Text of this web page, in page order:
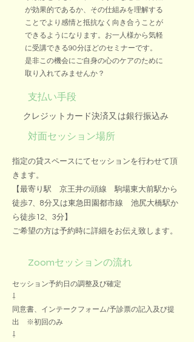
が効果的であるか、その仕組みを理解する
ことでより感情と抵抗なく向き合うことが
できるようになります。お一人様から気軽
に受講できる90分ほどのセミナーです。
​是非この機会にご自身の心のケアのために
取り入れてみませんか？
支払い手段
クレジットカード決済又は銀行振込み
対面セッション場所
​指定の貸スペースにてセッションを行わせて頂
きます。
【最寄り駅 京王井の頭線 駒場東大前駅から
徒歩7、8分又は東急田園都市線 池尻大橋駅か
ら徒歩12、3分】
ご希望の方は予約時に詳細をお伝え致します。
​ Zoomセッションの流れ
セッション予約日の調整及び確定
⇩
同意書、インテークフォーム/予診票の記入及び提
出 ※初回のみ
⇩